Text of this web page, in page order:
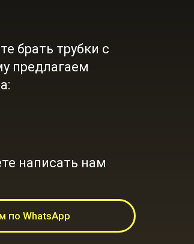
брать трубки с
предлагаем
написать нам
по WhatsApp